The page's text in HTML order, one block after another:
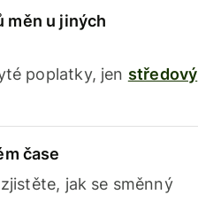
měn u jiných
poplatky, jen středový
čase
jak se směnný